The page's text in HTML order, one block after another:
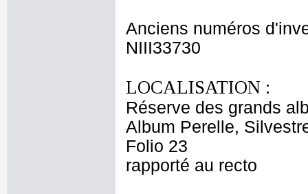
Anciens numéros
NIII33730
LOCALISATION :
Réserve des grands
Album Perelle,
Folio 23
rapporté au recto